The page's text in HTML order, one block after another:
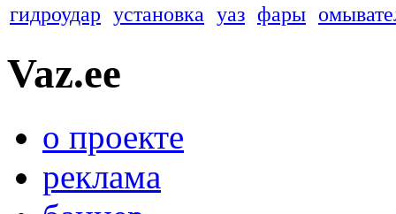
гидроудар установка уаз фары
Vaz.ee
о проекте
реклама